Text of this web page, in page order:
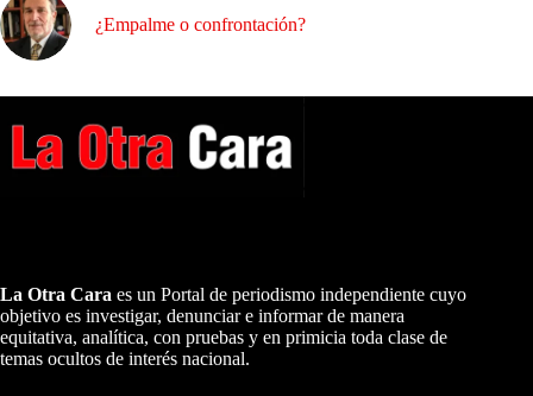
¿Empalme o confrontación?
La Otra Cara es un Portal de periodismo independiente cuyo
objetivo es investigar, denunciar e informar de manera
equitativa, analítica, con pruebas y en primicia toda clase de
temas ocultos de interés nacional.